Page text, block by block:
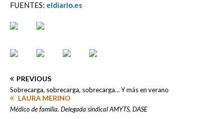
FUENTES: eldiario.es
PREVIOUS
Sobrecarga, sobrecarga, sobrecarga… Y más en verano
LAURA MERINO
Médico de familia. Delegada sindical AMYTS, DASE